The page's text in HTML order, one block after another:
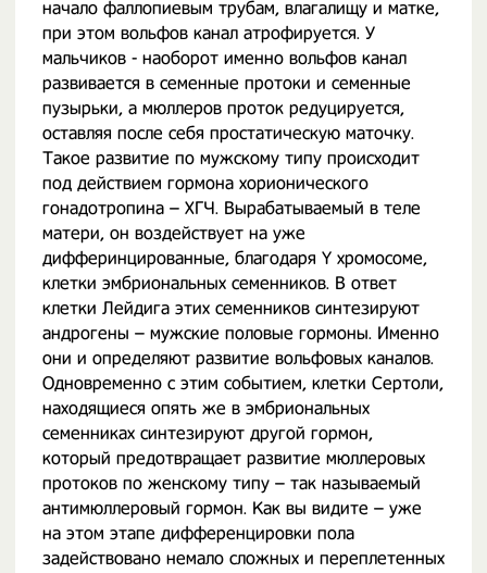
начало фаллопиевым трубам, влагалищу и матке,
при этом вольфов канал атрофируется. У
мальчиков - наоборот именно вольфов канал
развивается в семенные протоки и семенные
пузырьки, а мюллеров проток редуцируется,
оставляя после себя простатическую маточку.
Такое развитие по мужскому типу происходит
под действием гормона хорионического
гонадотропина – ХГЧ. Вырабатываемый в теле
матери, он воздействует на уже
дифферинцированные, благодаря Y хромосоме,
клетки эмбриональных семенников. В ответ
клетки Лейдига этих семенников синтезируют
андрогены – мужские половые гормоны. Именно
они и определяют развитие вольфовых каналов.
Одновременно с этим событием, клетки Сертоли,
находящиеся опять же в эмбриональных
семенниках синтезируют другой гормон,
который предотвращает развитие мюллеровых
протоков по женскому типу – так называемый
антимюллеровый гормон. Как вы видите – уже
на этом этапе дифференцировки пола
задействовано немало сложных и переплетенных